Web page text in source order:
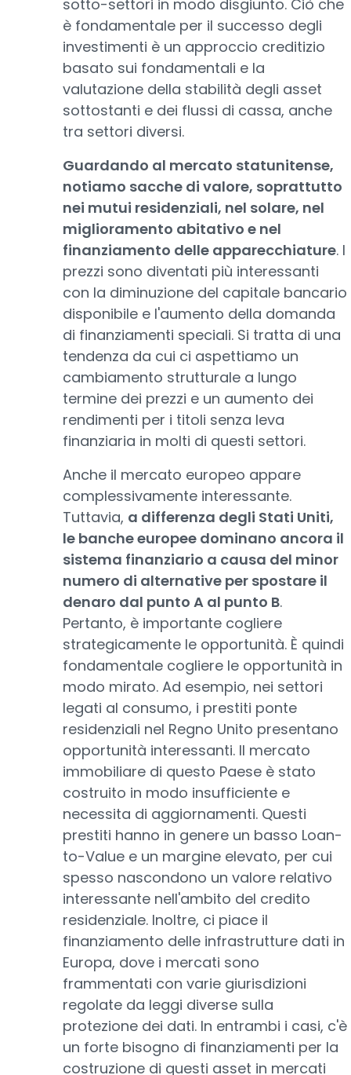
sotto-settori in modo disgiunto. Ciò che
è fondamentale per il successo degli
investimenti è un approccio creditizio
basato sui fondamentali e la
valutazione della stabilità degli asset
sottostanti e dei flussi di cassa, anche
tra settori diversi.
Guardando al mercato statunitense,
notiamo sacche di valore, soprattutto
nei mutui residenziali, nel solare, nel
miglioramento abitativo e nel
finanziamento delle apparecchiature. I
prezzi sono diventati più interessanti
con la diminuzione del capitale bancario
disponibile e l'aumento della domanda
di finanziamenti speciali. Si tratta di una
tendenza da cui ci aspettiamo un
cambiamento strutturale a lungo
termine dei prezzi e un aumento dei
rendimenti per i titoli senza leva
finanziaria in molti di questi settori.
Anche il mercato europeo appare
complessivamente interessante.
Tuttavia, a differenza degli Stati Uniti,
le banche europee dominano ancora il
sistema finanziario a causa del minor
numero di alternative per spostare il
denaro dal punto A al punto B.
Pertanto, è importante cogliere
strategicamente le opportunità. È quindi
fondamentale cogliere le opportunità in
modo mirato. Ad esempio, nei settori
legati al consumo, i prestiti ponte
residenziali nel Regno Unito presentano
opportunità interessanti. Il mercato
immobiliare di questo Paese è stato
costruito in modo insufficiente e
necessita di aggiornamenti. Questi
prestiti hanno in genere un basso Loan-
to-Value e un margine elevato, per cui
spesso nascondono un valore relativo
interessante nell'ambito del credito
residenziale. Inoltre, ci piace il
finanziamento delle infrastrutture dati in
Europa, dove i mercati sono
frammentati con varie giurisdizioni
regolate da leggi diverse sulla
protezione dei dati. In entrambi i casi, c'è
un forte bisogno di finanziamenti per la
costruzione di questi asset in mercati